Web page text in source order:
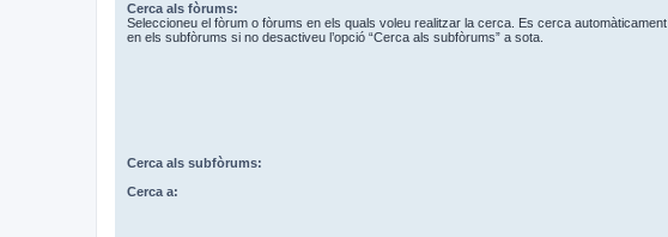
Cerca als fòrums:
Seleccioneu el fòrum o fòrums en els quals voleu realitzar la cerca. Es cerca automàticament
en els subfòrums si no desactiveu l’opció “Cerca als subfòrums” a sota.
Cerca als subfòrums:
Cerca a: